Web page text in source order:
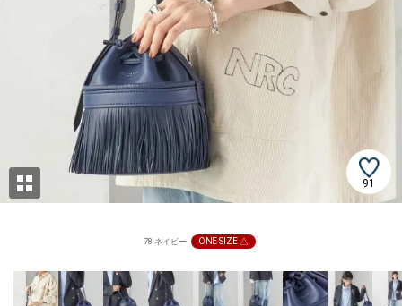
91
78 ネイビー ONE SIZE △